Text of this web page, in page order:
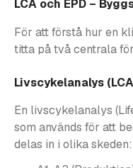
LCA och EPD –
För att förstå hur en
titta på två centrala
Livscykelanalys
En livscykelanalys
som används för att
delas in i olika skeden: